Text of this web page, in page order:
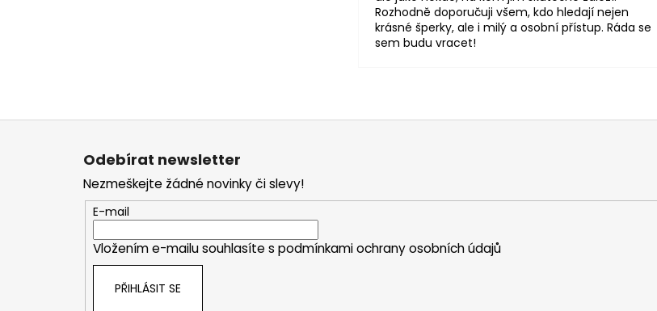
Rozhodně doporučuji všem, kdo hledají nejen
krásné šperky, ale i milý a osobní přístup. Ráda se
sem budu vracet!
Z
Odebírat newsletter
Nezmeškejte žádné novinky či slevy!
E-mail
Vložením e-mailu souhlasíte s podmínkami ochrany osobních údajů
PŘIHLÁSIT SE